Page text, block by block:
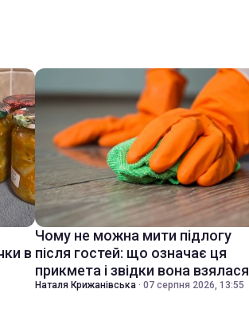
в
Чому не можна мити підлогу
після гостей: що означає ця
прикмета і звідки вона взялася
Наталя Крижанівська · 07 серпня 2026, 13:55